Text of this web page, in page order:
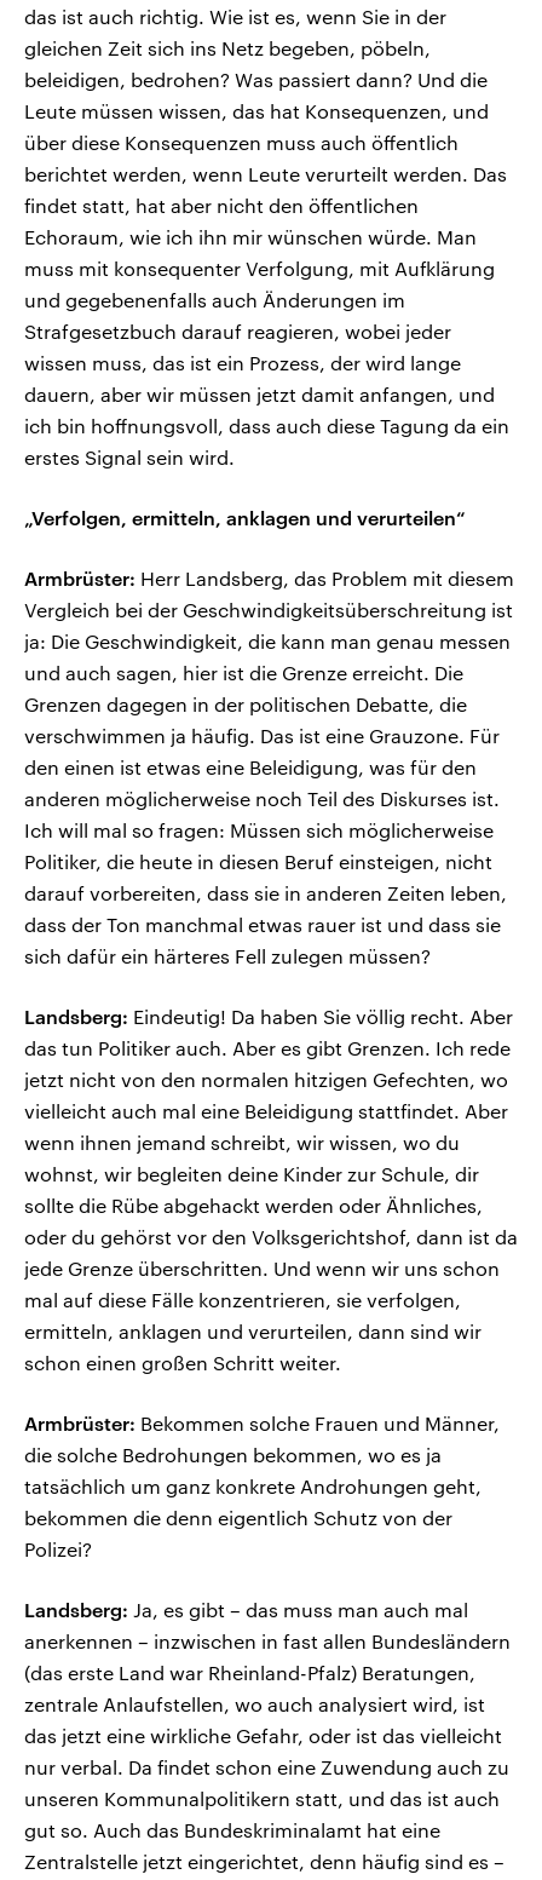
das ist auch richtig. Wie ist es, wenn Sie in der
gleichen Zeit sich ins Netz begeben, pöbeln,
beleidigen, bedrohen? Was passiert dann? Und die
Leute müssen wissen, das hat Konsequenzen, und
über diese Konsequenzen muss auch öffentlich
berichtet werden, wenn Leute verurteilt werden. Das
findet statt, hat aber nicht den öffentlichen
Echoraum, wie ich ihn mir wünschen würde. Man
muss mit konsequenter Verfolgung, mit Aufklärung
und gegebenenfalls auch Änderungen im
Strafgesetzbuch darauf reagieren, wobei jeder
wissen muss, das ist ein Prozess, der wird lange
dauern, aber wir müssen jetzt damit anfangen, und
ich bin hoffnungsvoll, dass auch diese Tagung da ein
erstes Signal sein wird.
„Verfolgen, ermitteln, anklagen und verurteilen“
Armbrüster: Herr Landsberg, das Problem mit diesem
Vergleich bei der Geschwindigkeitsüberschreitung ist
ja: Die Geschwindigkeit, die kann man genau messen
und auch sagen, hier ist die Grenze erreicht. Die
Grenzen dagegen in der politischen Debatte, die
verschwimmen ja häufig. Das ist eine Grauzone. Für
den einen ist etwas eine Beleidigung, was für den
anderen möglicherweise noch Teil des Diskurses ist.
Ich will mal so fragen: Müssen sich möglicherweise
Politiker, die heute in diesen Beruf einsteigen, nicht
darauf vorbereiten, dass sie in anderen Zeiten leben,
dass der Ton manchmal etwas rauer ist und dass sie
sich dafür ein härteres Fell zulegen müssen?
Landsberg: Eindeutig! Da haben Sie völlig recht. Aber
das tun Politiker auch. Aber es gibt Grenzen. Ich rede
jetzt nicht von den normalen hitzigen Gefechten, wo
vielleicht auch mal eine Beleidigung stattfindet. Aber
wenn ihnen jemand schreibt, wir wissen, wo du
wohnst, wir begleiten deine Kinder zur Schule, dir
sollte die Rübe abgehackt werden oder Ähnliches,
oder du gehörst vor den Volksgerichtshof, dann ist da
jede Grenze überschritten. Und wenn wir uns schon
mal auf diese Fälle konzentrieren, sie verfolgen,
ermitteln, anklagen und verurteilen, dann sind wir
schon einen großen Schritt weiter.
Armbrüster: Bekommen solche Frauen und Männer,
die solche Bedrohungen bekommen, wo es ja
tatsächlich um ganz konkrete Androhungen geht,
bekommen die denn eigentlich Schutz von der
Polizei?
Landsberg: Ja, es gibt – das muss man auch mal
anerkennen – inzwischen in fast allen Bundesländern
(das erste Land war Rheinland-Pfalz) Beratungen,
zentrale Anlaufstellen, wo auch analysiert wird, ist
das jetzt eine wirkliche Gefahr, oder ist das vielleicht
nur verbal. Da findet schon eine Zuwendung auch zu
unseren Kommunalpolitikern statt, und das ist auch
gut so. Auch das Bundeskriminalamt hat eine
Zentralstelle jetzt eingerichtet, denn häufig sind es –